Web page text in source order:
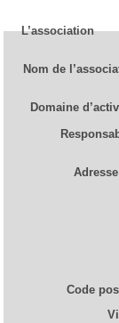
L’association
Nom de
Domaine
Code